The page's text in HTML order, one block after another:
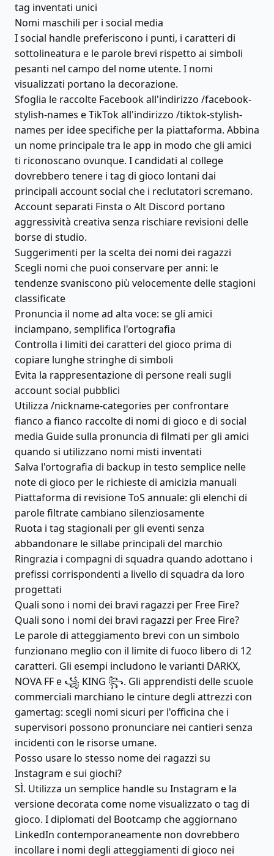
tag inventati unici
Nomi maschili per i social media
I social handle preferiscono i punti, i caratteri di
sottolineatura e le parole brevi rispetto ai simboli
pesanti nel campo del nome utente. I nomi
visualizzati portano la decorazione.
Sfoglia le raccolte Facebook all'indirizzo /facebook-
stylish-names e TikTok all'indirizzo /tiktok-stylish-
names per idee specifiche per la piattaforma. Abbina
un nome principale tra le app in modo che gli amici
ti riconoscano ovunque. I candidati al college
dovrebbero tenere i tag di gioco lontani dai
principali account social che i reclutatori scremano.
Account separati Finsta o Alt Discord portano
aggressività creativa senza rischiare revisioni delle
borse di studio.
Suggerimenti per la scelta dei nomi dei ragazzi
Scegli nomi che puoi conservare per anni: le
tendenze svaniscono più velocemente delle stagioni
classificate
Pronuncia il nome ad alta voce: se gli amici
inciampano, semplifica l'ortografia
Controlla i limiti dei caratteri del gioco prima di
copiare lunghe stringhe di simboli
Evita la rappresentazione di persone reali sugli
account social pubblici
Utilizza /nickname-categories per confrontare
fianco a fianco raccolte di nomi di gioco e di social
media Guide sulla pronuncia di filmati per gli amici
quando si utilizzano nomi misti inventati
Salva l'ortografia di backup in testo semplice nelle
note di gioco per le richieste di amicizia manuali
Piattaforma di revisione ToS annuale: gli elenchi di
parole filtrate cambiano silenziosamente
Ruota i tag stagionali per gli eventi senza
abbandonare le sillabe principali del marchio
Ringrazia i compagni di squadra quando adottano i
prefissi corrispondenti a livello di squadra da loro
progettati
Quali sono i nomi dei bravi ragazzi per Free Fire?
Quali sono i nomi dei bravi ragazzi per Free Fire?
Le parole di atteggiamento brevi con un simbolo
funzionano meglio con il limite di fuoco libero di 12
caratteri. Gli esempi includono le varianti DARKX,
NOVA FF e ꧁ KING ꧂. Gli apprendisti delle scuole
commerciali marchiano le cinture degli attrezzi con
gamertag: scegli nomi sicuri per l'officina che i
supervisori possono pronunciare nei cantieri senza
incidenti con le risorse umane.
Posso usare lo stesso nome dei ragazzi su
Instagram e sui giochi?
SÌ. Utilizza un semplice handle su Instagram e la
versione decorata come nome visualizzato o tag di
gioco. I diplomati del Bootcamp che aggiornano
LinkedIn contemporaneamente non dovrebbero
incollare i nomi degli atteggiamenti di gioco nei